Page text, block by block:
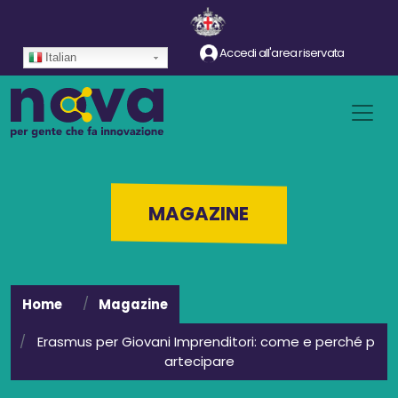
Salta al contenuto principale
Italian Accedi all'area riservata
MAGAZINE
Home
Magazine
Erasmus per Giovani Imprenditori: come e perché p
artecipare